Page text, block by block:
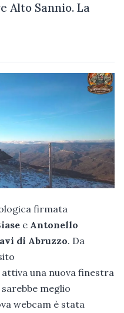
Alto Sannio. La
firmata
e Antonello
di Abruzzo. Da
attiva una nuova finestra
meglio
webcam è stata